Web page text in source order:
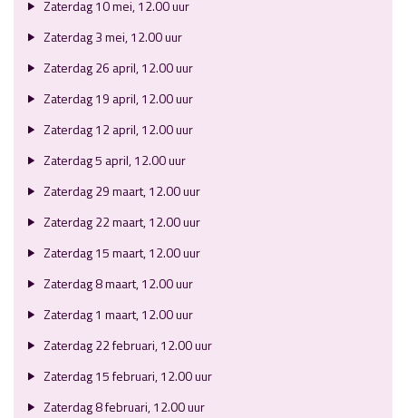
Zaterdag 10 mei, 12.00 uur
Zaterdag 3 mei, 12.00 uur
Zaterdag 26 april, 12.00 uur
Zaterdag 19 april, 12.00 uur
Zaterdag 12 april, 12.00 uur
Zaterdag 5 april, 12.00 uur
Zaterdag 29 maart, 12.00 uur
Zaterdag 22 maart, 12.00 uur
Zaterdag 15 maart, 12.00 uur
Zaterdag 8 maart, 12.00 uur
Zaterdag 1 maart, 12.00 uur
Zaterdag 22 februari, 12.00 uur
Zaterdag 15 februari, 12.00 uur
Zaterdag 8 februari, 12.00 uur